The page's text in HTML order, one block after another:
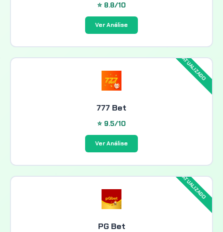
⭐ 8.8/10
Ver Análise
777 Bet
⭐ 9.5/10
Ver Análise
PG Bet